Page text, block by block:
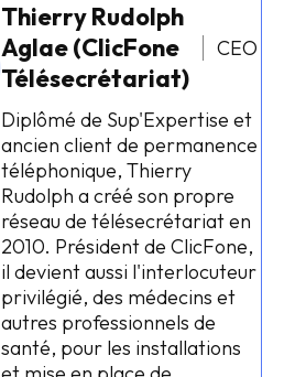
Thierry Rudolph
Aglae (ClicFone
Télésecrétariat)
CEO
Diplômé de Sup'Expertise et
ancien client de permanence
téléphonique, Thierry
Rudolph a créé son propre
réseau de télésecrétariat en
2010. Président de ClicFone,
il devient aussi l'interlocuteur
privilégié, des médecins et
autres professionnels de
santé, pour les installations